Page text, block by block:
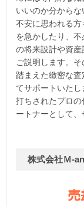
いいのか分から
不安に思われる
を急かしたり、
の将来設計や資
ご説明します。
踏まえた緻密な
てサポートいた
打ちされたプロ
ートナーとして、
株式会社Ｍ-